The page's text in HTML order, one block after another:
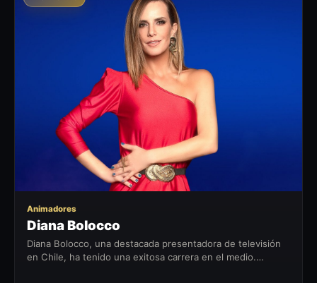
DB
Animadores
Diana Bolocco
Diana Bolocco, una destacada presentadora de televisión
en Chile, ha tenido una exitosa carrera en el medio.